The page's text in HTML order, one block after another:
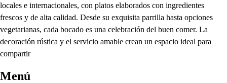
locales e internacionales, con platos elaborados con ingredientes
frescos y de alta calidad. Desde su exquisita parrilla hasta opciones
vegetarianas, cada bocado es una celebración del buen comer. La
decoración rústica y el servicio amable crean un espacio ideal para
compartir
Menú